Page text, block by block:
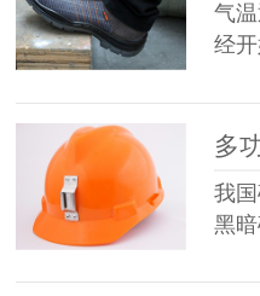
气
经
多
我
黑